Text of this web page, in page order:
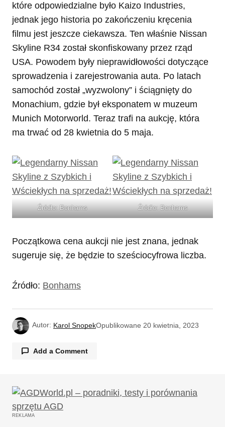
które odpowiedzialne było Kaizo Industries,
jednak jego historia po zakończeniu kręcenia
filmu jest jeszcze ciekawsza. Ten właśnie Nissan
Skyline R34 został skonfiskowany przez rząd
USA. Powodem były nieprawidłowości dotyczące
sprowadzenia i zarejestrowania auta. Po latach
samochód został „wyzwolony” i ściągnięty do
Monachium, gdzie był eksponatem w muzeum
Munich Motorworld. Teraz trafi na aukcję, która
ma trwać od 28 kwietnia do 5 maja.
Źródło: Bonhams Źródło: Bonhams
Początkowa cena aukcji nie jest znana, jednak
sugeruje się, że będzie to sześciocyfrowa liczba.
Źródło: Bonhams
Autor: Karol SnopekOpublikowane 20 kwietnia, 2023
Add a Comment
Twój adres email nie zostanie opublikowany.
Wymagane pola są oznaczone
REKLAMA